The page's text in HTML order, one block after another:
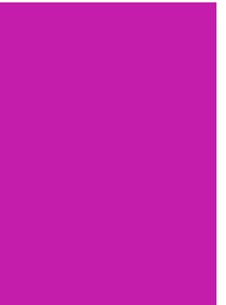
e News